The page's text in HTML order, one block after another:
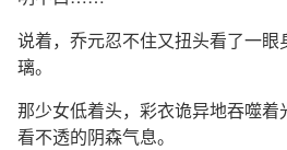
说着，乔元忍不住又扭头看了一
璃。
那少女低着头，彩衣诡异地吞噬
看不透的阴森气息。